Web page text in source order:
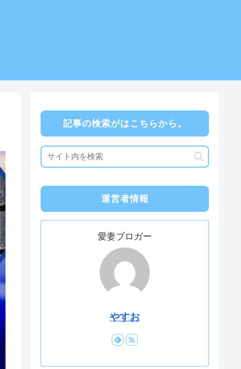
記事の検索がはこちらから。
運営者情報
愛妻ブロガー
やすお